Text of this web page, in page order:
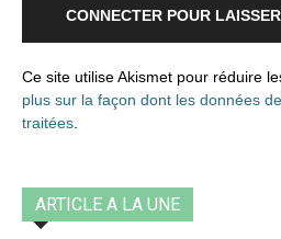
CONNECTER POUR
Ce site utilise Akismet pour réduire
plus sur la façon dont les données
traitées
ARTICLE A LA UNE